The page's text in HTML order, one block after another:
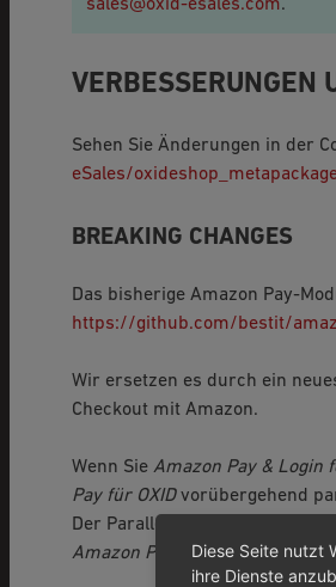
sales@oxid-esales.com.
VERBESSERUNGEN
Sehen Sie Änderungen in der
eSales/
BREAKING CHANGES
Das bisherige Amazon Pay-
https://github.com/bestit/
Wir ersetzen es durch ein
Checkout mit Amazon.
Wenn Sie Amazon Pay & Login
Pay für OXIDvorübergehend
Der Parallelbetrieb ist so
Amazon Pay & Login for OXID
Diese Seite nutzt
ihre Dienste